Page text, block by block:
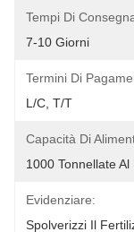
Tempi Di
7-10 Giorni
Termini Di
L/C, T/T
Capacità Di
1000 Tonnellate Al
Evidenziare:
Spolverizzi Il